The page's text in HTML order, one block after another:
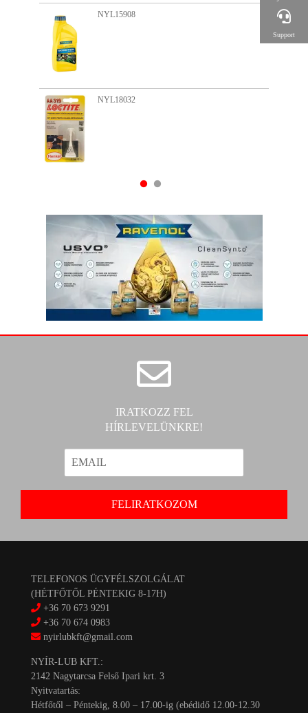
IRATKOZZ FEL
HÍRLEVELÜNKRE!
TELEFONOS ÜGYFÉLSZOLGÁLAT
(HÉTFŐTŐL PÉNTEKIG 8-17H)
+36 70 673 9291
+36 70 674 0983
nyirlubkft@gmail.com
NYÍR-LUB KFT.:
2142 Nagytarcsa Felső Ipari krt. 3
Nyitvatartás:
Hétfőtől – Péntekig, 8.00 – 17.00-ig (ebédidő 12.00-12.30
Support